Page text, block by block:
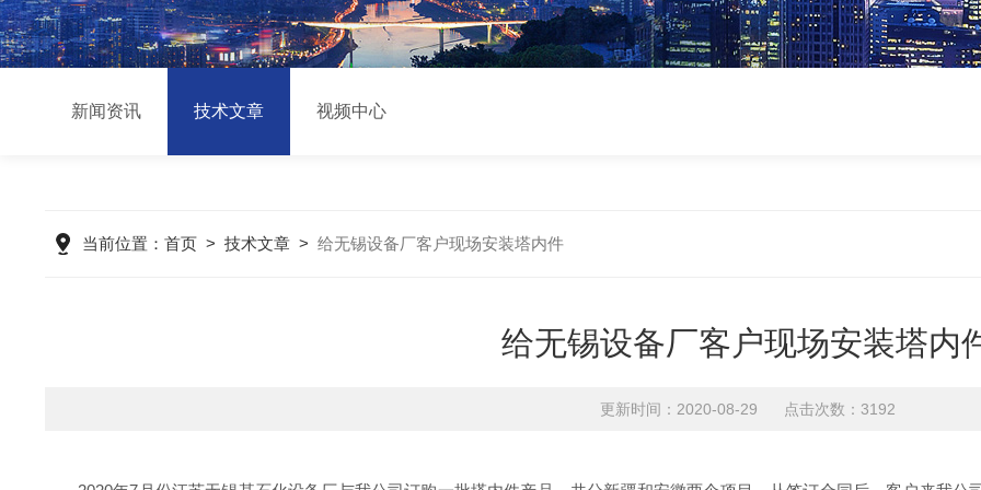
新闻资讯 技术文章 视频中心
当前位置： 首页> 技术文章> 给无锡设备厂客户现场安装塔内件
给无锡设备厂客户现场安装塔内
更新时间：2020-08-29 点击次数：3192